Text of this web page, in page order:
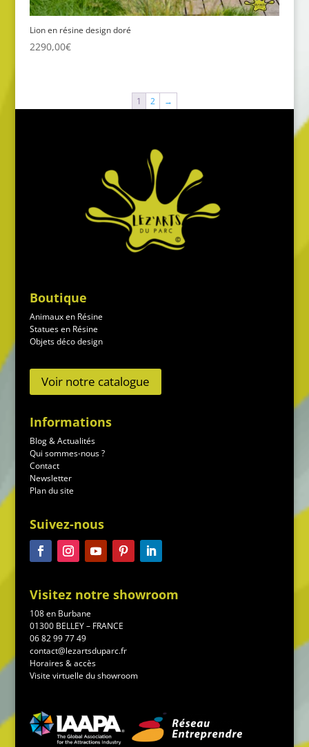
Lion en résine design doré
2290,00€
1 2 →
Boutique
Animaux en Résine
Statues en Résine
Objets déco design
Voir notre catalogue
Informations
Blog & Actualités
Qui sommes-nous ?
Contact
Newsletter
Plan du site
Suivez-nous
Visitez notre showroom
108 en Burbane
01300 BELLEY – FRANCE
06 82 99 77 49
contact@lezartsduparc.fr
Horaires & accès
Visite virtuelle du showroom